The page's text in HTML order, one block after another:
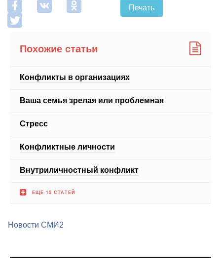
Похожие статьи
Конфликты в организациях
Новости СМИ2
Москва, Лихов переулок дом 3, стр.2, помещение 2